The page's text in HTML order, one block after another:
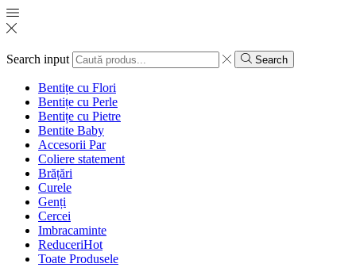
Search input Search
Bentițe cu Flori
Bentițe cu Perle
Bentițe cu Pietre
Bentite Baby
Accesorii Par
Coliere statement
Brățări
Curele
Genți
Cercei
Imbracaminte
ReduceriHot
Toate Produsele